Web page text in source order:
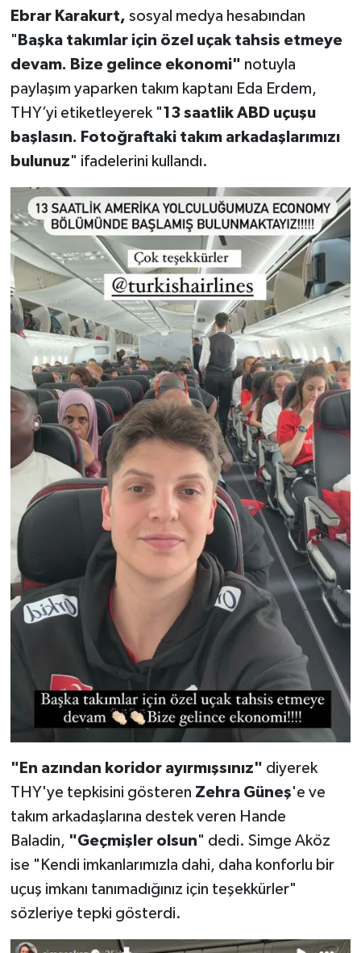
Ebrar Karakurt, sosyal medya hesabından
" Başka takımlar için özel uçak tahsis etmeye
devam. Bize gelince ekonomi" notuyla
paylaşım yaparken takım kaptanı Eda Erdem,
THY’yi etiketleyerek "13 saatlik ABD uçuşu
başlasın. Fotoğraftaki takım arkadaşlarımızı
bulunuz" ifadelerini kullandı.
"En azından koridor ayırmışsınız" diyerek
THY'ye tepkisini gösteren Zehra Güneş'e ve
takım arkadaşlarına destek veren Hande
Baladin, "Geçmişler olsun" dedi. Simge Aköz
ise "Kendi imkanlarımızla dahi, daha konforlu bir
uçuş imkanı tanımadığınız için teşekkürler"
sözleriye tepki gösterdi.